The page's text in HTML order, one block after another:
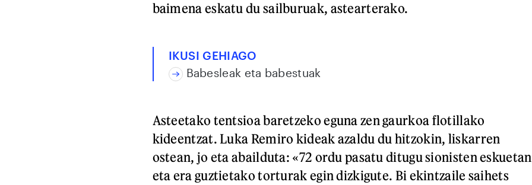
baimena eskatu du sailburuak, astearterako.
IKUSI GEHIAGO
Babesleak eta babestuak
Asteetako tentsioa baretzeko eguna zen gaurkoa flotillako
kideentzat. Luka Remiro kideak azaldu du hitzokin, liskarren
ostean, jo eta abailduta: «72 ordu pasatu ditugu sionisten
eta era guztietako torturak egin dizkigute. Bi ekintzaile saihets